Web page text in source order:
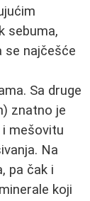
sebuma,
se najčešće
Sa druge
znatno je
i mešovitu
Na
pa čak i
koji